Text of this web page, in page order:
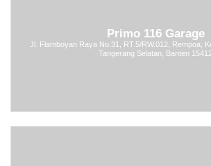
Primo 116 Garage
Jl. Flamboyan Raya No.31, RT.5/RW.012, Rempoa,
Tangerang Selatan, Banten 15412